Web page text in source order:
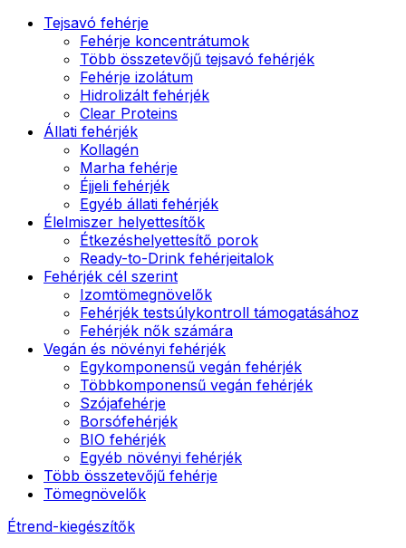
Tejsavó fehérje
Fehérje koncentrátumok
Több összetevőjű tejsavó fehérjék
Fehérje izolátum
Hidrolizált fehérjék
Clear Proteins
Állati fehérjék
Kollagén
Marha fehérje
Éjjeli fehérjék
Egyéb állati fehérjék
Élelmiszer helyettesítők
Étkezéshelyettesítő porok
Ready-to-Drink fehérjeitalok
Fehérjék cél szerint
Izomtömegnövelők
Fehérjék testsúlykontroll támogatásához
Fehérjék nők számára
Vegán és növényi fehérjék
Egykomponensű vegán fehérjék
Többkomponensű vegán fehérjék
Szójafehérje
Borsófehérjék
BIO fehérjék
Egyéb növényi fehérjék
Több összetevőjű fehérje
Tömegnövelők
Étrend-kiegészítők